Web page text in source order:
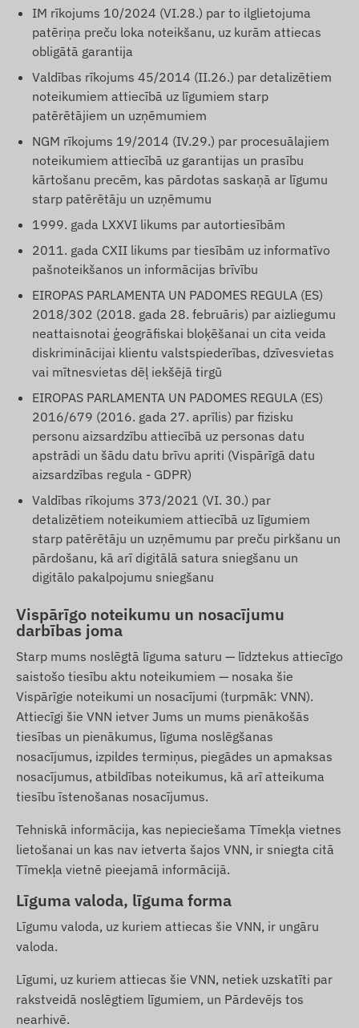
IM rīkojums 10/2024 (VI.28.) par to ilglietojuma
patēriņa preču loka noteikšanu, uz kurām attiecas
obligātā garantija
Valdības rīkojums 45/2014 (II.26.) par detalizētiem
noteikumiem attiecībā uz līgumiem starp
patērētājiem un uzņēmumiem
NGM rīkojums 19/2014 (IV.29.) par procesuālajiem
noteikumiem attiecībā uz garantijas un prasību
kārtošanu precēm, kas pārdotas saskaņā ar līgumu
starp patērētāju un uzņēmumu
1999. gada LXXVI likums par autortiesībām
2011. gada CXII likums par tiesībām uz informatīvo
pašnoteikšanos un informācijas brīvību
EIROPAS PARLAMENTA UN PADOMES REGULA (ES)
2018/302 (2018. gada 28. februāris) par aizliegumu
neattaisnotai ģeogrāfiskai bloķēšanai un cita veida
diskriminācijai klientu valstspiederības, dzīvesvietas
vai mītnesvietas dēļ iekšējā tirgū
EIROPAS PARLAMENTA UN PADOMES REGULA (ES)
2016/679 (2016. gada 27. aprīlis) par fizisku
personu aizsardzību attiecībā uz personas datu
apstrādi un šādu datu brīvu apriti (Vispārīgā datu
aizsardzības regula - GDPR)
Valdības rīkojums 373/2021 (VI. 30.) par
detalizētiem noteikumiem attiecībā uz līgumiem
starp patērētāju un uzņēmumu par preču pirkšanu un
pārdošanu, kā arī digitālā satura sniegšanu un
digitālo pakalpojumu sniegšanu
Vispārīgo noteikumu un nosacījumu
darbības joma
Starp mums noslēgtā līguma saturu — līdztekus attiecīgo
saistošo tiesību aktu noteikumiem — nosaka šie
Vispārīgie noteikumi un nosacījumi (turpmāk: VNN).
Attiecīgi šie VNN ietver Jums un mums pienākošās
tiesības un pienākumus, līguma noslēgšanas
nosacījumus, izpildes termiņus, piegādes un apmaksas
nosacījumus, atbildības noteikumus, kā arī atteikuma
tiesību īstenošanas nosacījumus.
Tehniskā informācija, kas nepieciešama Tīmekļa vietnes
lietošanai un kas nav ietverta šajos VNN, ir sniegta citā
Tīmekļa vietnē pieejamā informācijā.
Līguma valoda, līguma forma
Līgumu valoda, uz kuriem attiecas šie VNN, ir ungāru
valoda.
Līgumi, uz kuriem attiecas šie VNN, netiek uzskatīti par
rakstveidā noslēgtiem līgumiem, un Pārdevējs tos
nearhivē.